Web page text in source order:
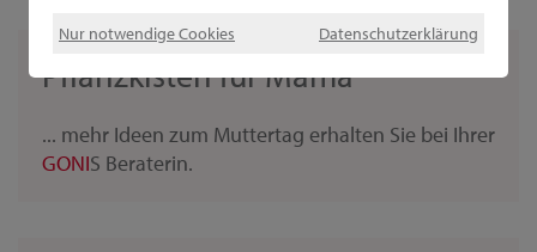
Nur notwendige Cookies Datenschutzerklärung
Pflanzkisten für Mama
... mehr Ideen zum Muttertag erhalten Sie bei Ihrer
GONIS Beraterin.